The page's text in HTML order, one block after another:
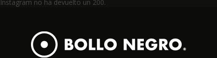
Instagram no ha devuelto un 200.